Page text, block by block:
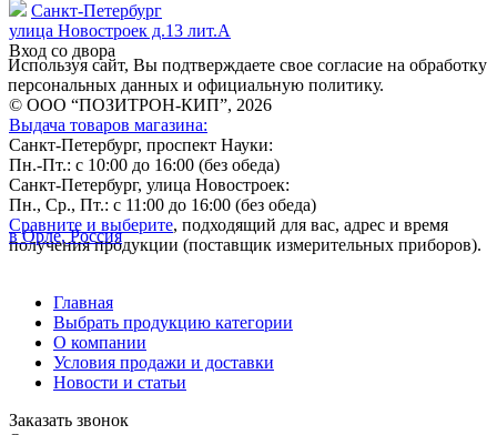
Санкт-Петербург
улица Новостроек д.13 лит.А
Вход со двора
Используя сайт, Вы подтверждаете свое согласие на обработку
персональных данных и официальную политику.
© ООО “ПОЗИТРОН-КИП”, 2026
Выдача товаров магазина:
Санкт-Петербург, проспект Науки:
Пн.-Пт.: с 10:00 до 16:00 (без обеда)
Санкт-Петербург, улица Новостроек:
Пн., Ср., Пт.: с 11:00 до 16:00 (без обеда)
Сравните и выберите, подходящий для вас, адрес и время
получения продукции (поставщик измерительных приборов).
в Орле, Россия
Главная
Выбрать продукцию категории
О компании
Условия продажи и доставки
Новости и статьи
Заказать звонок